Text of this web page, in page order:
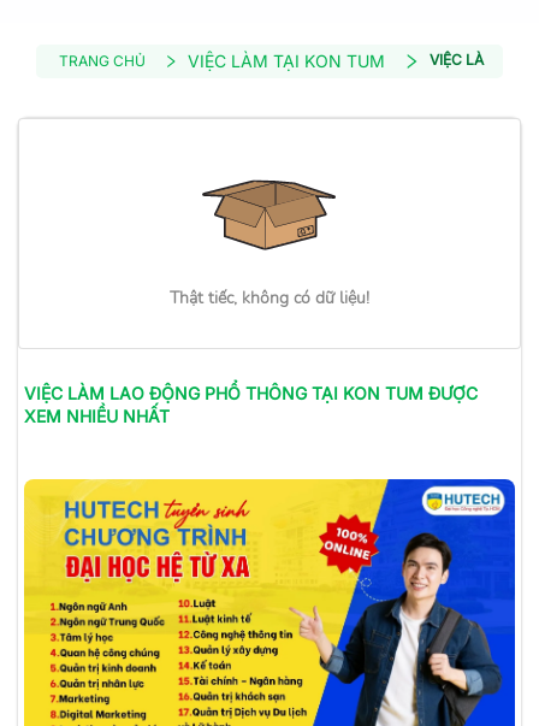
TRANG CHỦ VIỆC LÀM TẠI KON TUM VIỆC LÀM LAO
Thật tiếc, không có dữ liệu!
VIỆC LÀM LAO ĐỘNG PHỔ THÔNGTẠI KON TUM ĐƯỢC
XEM NHIỀU NHẤT